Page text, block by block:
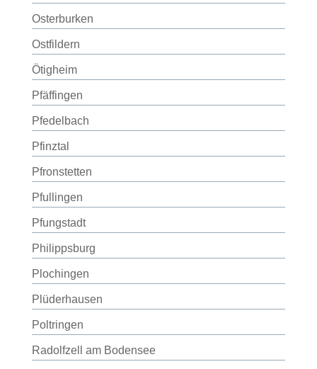
Osterburken
Ostfildern
Ötigheim
Pfäffingen
Pfedelbach
Pfinztal
Pfronstetten
Pfullingen
Pfungstadt
Philippsburg
Plochingen
Plüderhausen
Poltringen
Radolfzell am Bodensee